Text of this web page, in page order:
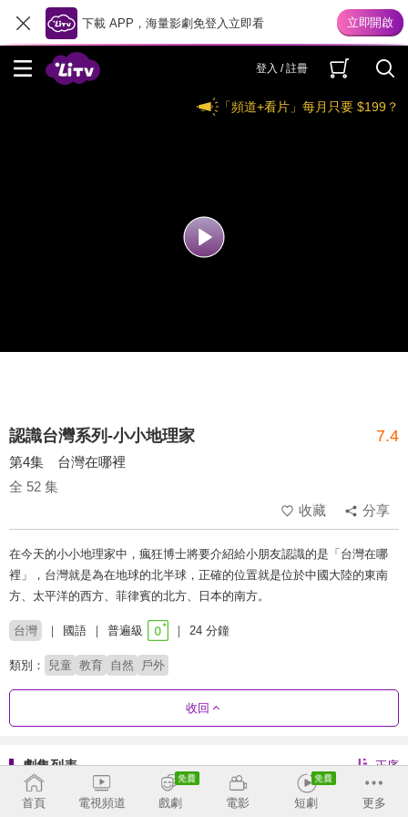
下載 APP，海量影劇免登入立即看
登入 / 註冊
「頻道+看片」每月只要 $199？
認識台灣系列-小小地理家 7.4
第4集 台灣在哪裡
全 52 集
收藏
分享
在今天的小小地理家中，瘋狂博士將要介紹給小朋友認識的是「台灣在哪
裡」，台灣就是為在地球的北半球，正確的位置就是位於中國大陸的東南
方、太平洋的西方、菲律賓的北方、日本的南方。
台灣 國語 普遍級 24 分鐘
類別： 兒童 教育 自然 戶外
收回
劇集列表 正序
1 - 45 46 - 52
首頁 電視頻道 戲劇 電影 短劇 更多